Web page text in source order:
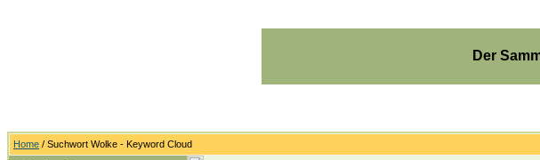
Der
Home / Suchwort Wolke - Keyword Cloud